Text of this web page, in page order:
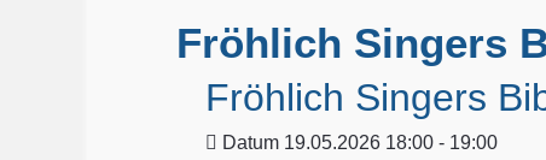
Fröhlich Singers
Fröhlich Singers
Datum 19.05.2026 18:00 - 19:00